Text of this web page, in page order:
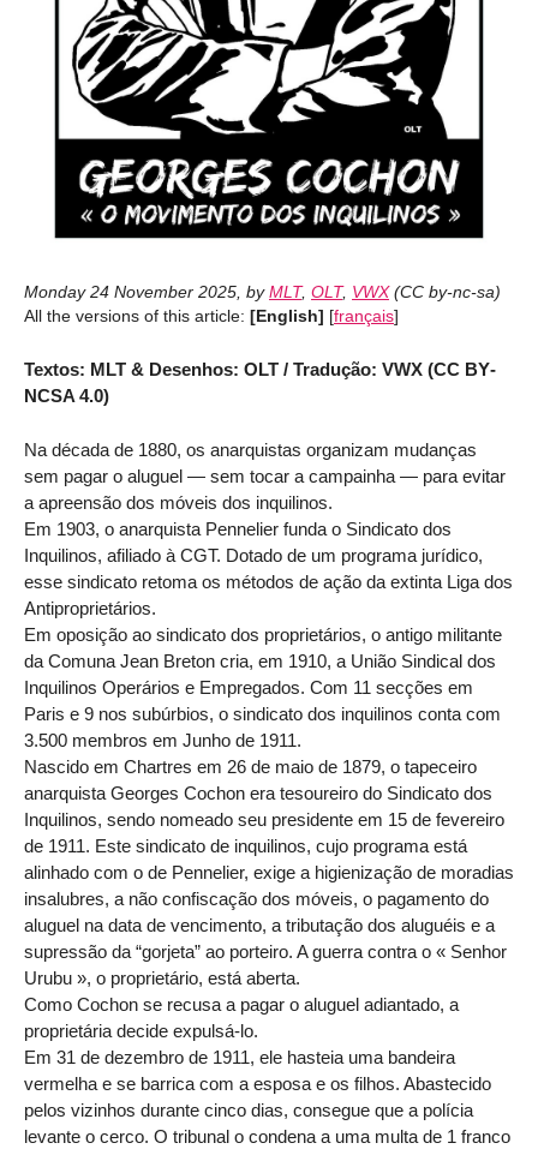
Monday 24 November 2025, by MLT, OLT, VWX (CC by-nc-sa)
All the versions of this article: [English] [français]
Textos: MLT & Desenhos: OLT / Tradução: VWX (CC BY­
NC­SA 4.0)
Na década de 1880, os anarquistas organizam mudanças
sem pagar o aluguel — sem tocar a campainha — para evitar
a apreensão dos móveis dos inquilinos.
Em 1903, o anarquista Pennelier funda o Sindicato dos
Inquilinos, afiliado à CGT. Dotado de um programa jurídico,
esse sindicato retoma os métodos de ação da extinta Liga dos
Antiproprietários.
Em oposição ao sindicato dos proprietários, o antigo militante
da Comuna Jean Breton cria, em 1910, a União Sindical dos
Inquilinos Operários e Empregados. Com 11 secções em
Paris e 9 nos subúrbios, o sindicato dos inquilinos conta com
3.500 membros em Junho de 1911.
Nascido em Chartres em 26 de maio de 1879, o tapeceiro
anarquista Georges Cochon era tesoureiro do Sindicato dos
Inquilinos, sendo nomeado seu presidente em 15 de fevereiro
de 1911. Este sindicato de inquilinos, cujo programa está
alinhado com o de Pennelier, exige a higienização de moradias
insalubres, a não confiscação dos móveis, o pagamento do
aluguel na data de vencimento, a tributação dos aluguéis e a
supressão da “gorjeta” ao porteiro. A guerra contra o « Senhor
Urubu », o proprietário, está aberta.
Como Cochon se recusa a pagar o aluguel adiantado, a
proprietária decide expulsá-lo.
Em 31 de dezembro de 1911, ele hasteia uma bandeira
vermelha e se barrica com a esposa e os filhos. Abastecido
pelos vizinhos durante cinco dias, consegue que a polícia
levante o cerco. O tribunal o condena a uma multa de 1 franco